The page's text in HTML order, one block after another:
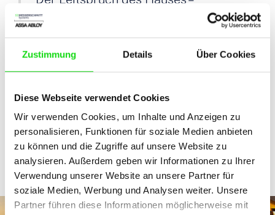
Zustimmung Details Über Cookies
Diese Webseite verwendet Cookies
Wir verwenden Cookies, um Inhalte und Anzeigen zu
personalisieren, Funktionen für soziale Medien anbieten
zu können und die Zugriffe auf unsere Website zu
analysieren. Außerdem geben wir Informationen zu Ihrer
Verwendung unserer Website an unsere Partner für
soziale Medien, Werbung und Analysen weiter. Unsere
Partner führen diese Informationen möglicherweise mit
Architektur, Kunst und Design &
herausragender Service – spiegelt
sich ebenfalls in dem neuen
damit sind wir sehr zufrieden.
Martin Rose, Technischer Leiter Althoff
Seehotel Überfahrt